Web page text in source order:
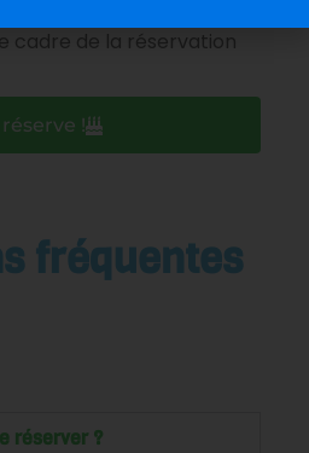
cadre de la réservation
!
fréquentes
réserver ?